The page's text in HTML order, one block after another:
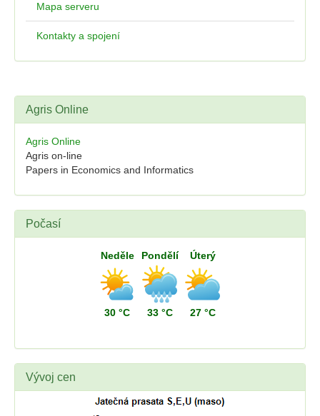
Mapa serveru
Kontakty a spojení
Agris Online
Agris Online
Agris on-line
Papers in Economics and Informatics
Počasí
Neděle
30 °C
Pondělí
33 °C
Úterý
27 °C
Vývoj cen